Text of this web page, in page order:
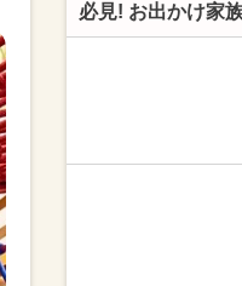
必見! お出かけ家